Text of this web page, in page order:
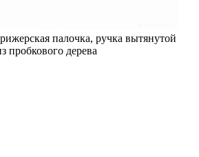
палочка, ручка вытянутой
пробкового дерева